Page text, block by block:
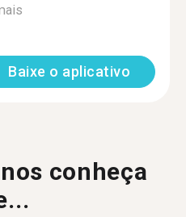
Baixe o aplicativo
conheça